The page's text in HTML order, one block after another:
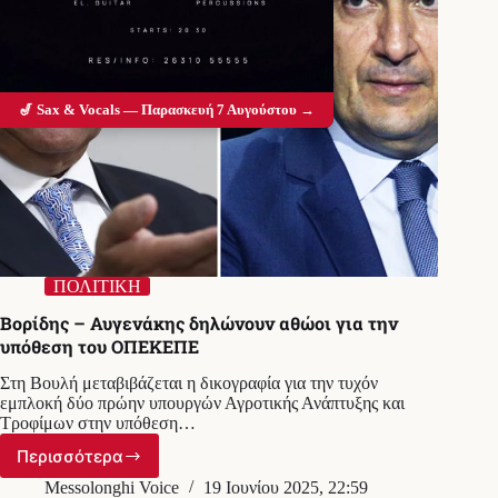
ΠΟΛΙΤΙΚΗ
Βορίδης – Αυγενάκης δηλώνουν αθώοι για την
υπόθεση του ΟΠΕΚΕΠΕ
Στη Βουλή μεταβιβάζεται η δικογραφία για την τυχόν
εμπλοκή δύο πρώην υπουργών Αγροτικής Ανάπτυξης και
Τροφίμων στην υπόθεση…
Περισσότερα
Βορίδης
–
Messolonghi Voice 19 Ιουνίου 2025, 22:59
🎷 Sax & Vocals — Παρασκευή 7 Αυγούστου →